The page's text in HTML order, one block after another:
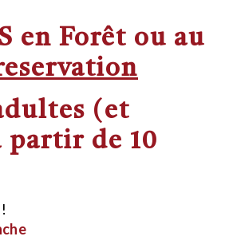
en Forêt ou au
(et
partir de 10